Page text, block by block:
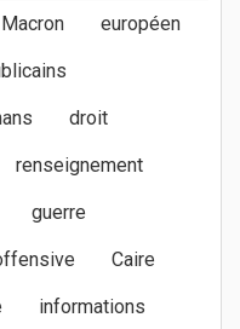
Macron européen
droit
renseignement
guerre
Caire
informations